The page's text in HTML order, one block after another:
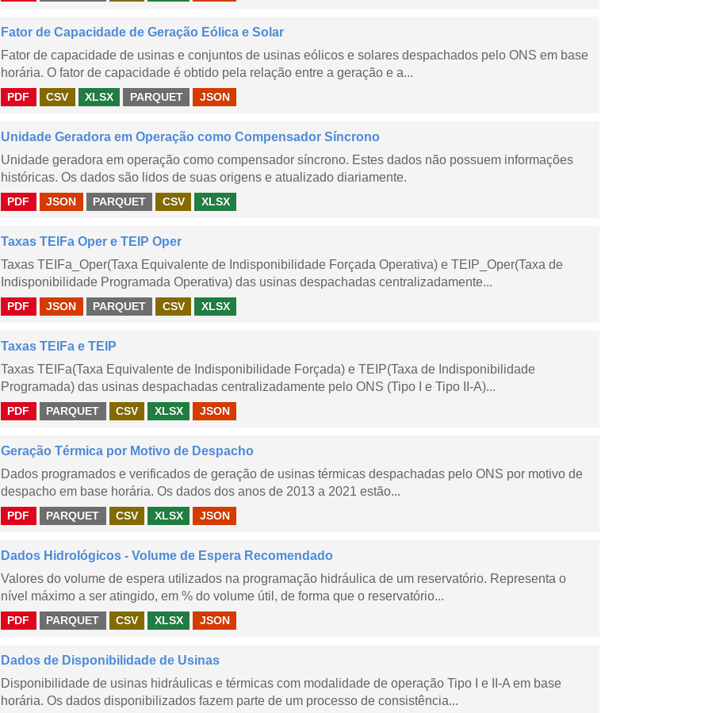
Fator de Capacidade de Geração Eólica e Solar
Fator de capacidade de usinas e conjuntos de usinas eólicos e solares despachados pelo ONS em base
horária. O fator de capacidade é obtido pela relação entre a geração e a...
PDF CSV XLSX PARQUET JSON
Unidade Geradora em Operação como Compensador Síncrono
Unidade geradora em operação como compensador síncrono. Estes dados não possuem informações
históricas. Os dados são lidos de suas origens e atualizado diariamente.
PDF JSON PARQUET CSV XLSX
Taxas TEIFa Oper e TEIP Oper
Taxas TEIFa_Oper(Taxa Equivalente de Indisponibilidade Forçada Operativa) e TEIP_Oper(Taxa de
Indisponibilidade Programada Operativa) das usinas despachadas centralizadamente...
PDF JSON PARQUET CSV XLSX
Taxas TEIFa e TEIP
Taxas TEIFa(Taxa Equivalente de Indisponibilidade Forçada) e TEIP(Taxa de Indisponibilidade
Programada) das usinas despachadas centralizadamente pelo ONS (Tipo I e Tipo II-A)...
PDF PARQUET CSV XLSX JSON
Geração Térmica por Motivo de Despacho
Dados programados e verificados de geração de usinas térmicas despachadas pelo ONS por motivo de
despacho em base horária. Os dados dos anos de 2013 a 2021 estão...
PDF PARQUET CSV XLSX JSON
Dados Hidrológicos - Volume de Espera Recomendado
Valores do volume de espera utilizados na programação hidráulica de um reservatório. Representa o
nível máximo a ser atingido, em % do volume útil, de forma que o reservatório...
PDF PARQUET CSV XLSX JSON
Dados de Disponibilidade de Usinas
Disponibilidade de usinas hidráulicas e térmicas com modalidade de operação Tipo I e II-A em base
horária. Os dados disponibilizados fazem parte de um processo de consistência...